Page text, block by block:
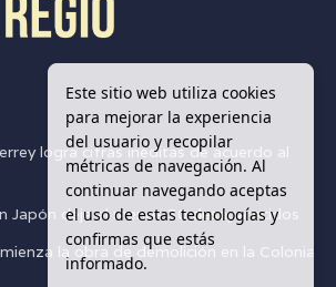
logra cifras inéditas de acuerdo al
Japón deja al menos 30 desaparecidos
la obra de demolición en la Colonia
Este sitio web utiliza cookies
para mejorar la experiencia
del usuario y recopilar
métricas de navegación. Al
continuar navegando aceptas
el uso de estas tecnologías y
confirmas que estás
informado.